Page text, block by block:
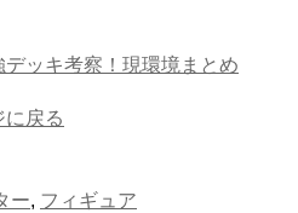
ッキ考察！現環境まとめ
に戻る
ー, フィギュア